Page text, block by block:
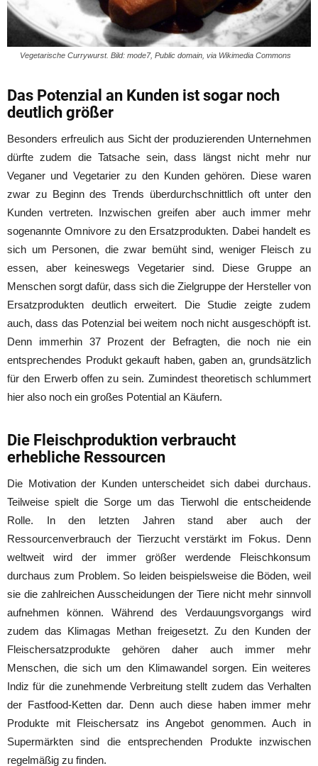
Vegetarische Currywurst. Bild: mode7, Public domain, via Wikimedia Commons
Das Potenzial an Kunden ist sogar noch
deutlich größer
Besonders erfreulich aus Sicht der produzierenden Unternehmen
dürfte zudem die Tatsache sein, dass längst nicht mehr nur
Veganer und Vegetarier zu den Kunden gehören. Diese waren
zwar zu Beginn des Trends überdurchschnittlich oft unter den
Kunden vertreten. Inzwischen greifen aber auch immer mehr
sogenannte Omnivore zu den Ersatzprodukten. Dabei handelt es
sich um Personen, die zwar bemüht sind, weniger Fleisch zu
essen, aber keineswegs Vegetarier sind. Diese Gruppe an
Menschen sorgt dafür, dass sich die Zielgruppe der Hersteller von
Ersatzprodukten deutlich erweitert. Die Studie zeigte zudem
auch, dass das Potenzial bei weitem noch nicht ausgeschöpft ist.
Denn immerhin 37 Prozent der Befragten, die noch nie ein
entsprechendes Produkt gekauft haben, gaben an, grundsätzlich
für den Erwerb offen zu sein. Zumindest theoretisch schlummert
hier also noch ein großes Potential an Käufern.
Die Fleischproduktion verbraucht
erhebliche Ressourcen
Die Motivation der Kunden unterscheidet sich dabei durchaus.
Teilweise spielt die Sorge um das Tierwohl die entscheidende
Rolle. In den letzten Jahren stand aber auch der
Ressourcenverbrauch der Tierzucht verstärkt im Fokus. Denn
weltweit wird der immer größer werdende Fleischkonsum
durchaus zum Problem. So leiden beispielsweise die Böden, weil
sie die zahlreichen Ausscheidungen der Tiere nicht mehr sinnvoll
aufnehmen können. Während des Verdauungsvorgangs wird
zudem das Klimagas Methan freigesetzt. Zu den Kunden der
Fleischersatzprodukte gehören daher auch immer mehr
Menschen, die sich um den Klimawandel sorgen. Ein weiteres
Indiz für die zunehmende Verbreitung stellt zudem das Verhalten
der Fastfood-Ketten dar. Denn auch diese haben immer mehr
Produkte mit Fleischersatz ins Angebot genommen. Auch in
Supermärkten sind die entsprechenden Produkte inzwischen
regelmäßig zu finden.